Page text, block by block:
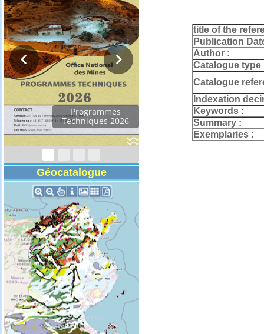
Programmes
Techniques 2026
Géocatalogue
title of the
Publication
Author :
Catalogue type
Catalogue
Indexation
Keywords :
Summary :
Exemplaries :